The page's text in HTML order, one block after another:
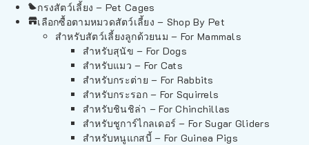
กรงสัตว์เลี้ยง – Pet Cages
เลือกซื้อตามหมวดสัตว์เลี้ยง – Shop By Pet
สำหรับสัตว์เลี้ยงลูกด้วยนม – For Mammals
สำหรับสุนัข – For Dogs
สำหรับแมว – For Cats
สำหรับกระต่าย – For Rabbits
สำหรับกระรอก – For Squirrels
สำหรับชินชิล่า – For Chinchillas
สำหรับชูการ์ไกลเดอร์ – For Sugar Gliders
สำหรับหนูแกสบี้ – For Guinea Pigs